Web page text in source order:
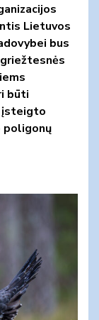
Lietuvos
bus
būti
įsteigto
poligonų